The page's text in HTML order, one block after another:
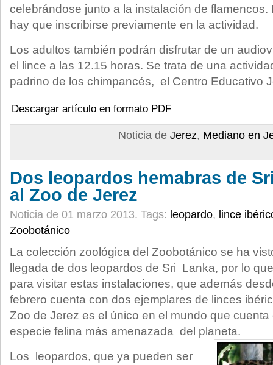
celebrándose junto a la instalación de flamencos.
hay que inscribirse previamente en la actividad.
Los adultos también podrán disfrutar de un
el lince a las 12.15 horas. Se trata de una
padrino de los chimpancés, el Centro Educativo
Descargar artículo en formato PDF
Noticia de Jerez, Mediano en
Dos leopardos hemabras de
al Zoo de Jerez
Noticia de 01 marzo 2013. Tags: leopardo, lince
Zoobotánico
La colección zoológica del Zoobotánico se ha
llegada de dos leopardos de Sri Lanka, por lo
para visitar estas instalaciones, que además
febrero cuenta con dos ejemplares de linces
Zoo de Jerez es el único en el mundo que
especie felina más amenazada del planeta.
Los leopardos, que ya pueden ser